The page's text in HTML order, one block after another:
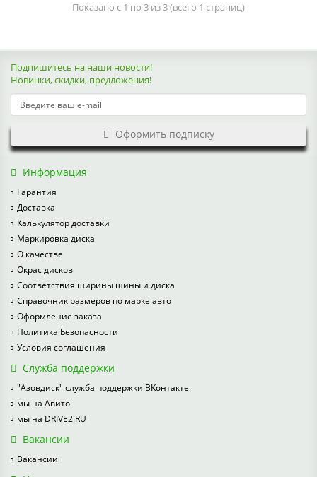
Показано с 1 по 3 из 3 (всего 1 страниц)
Подпишитесь на наши новости!
Новинки, скидки, предложения!
Оформить подписку
Информация
Гарантия
Доставка
Калькулятор доставки
Маркировка диска
О качестве
Окрас дисков
Соответствия ширины шины и диска
Справочник размеров по марке авто
Оформление заказа
Политика Безопасности
Условия соглашения
Служба поддержки
"Азовдиск" служба поддержки ВКонтакте
мы на Авито
мы на DRIVE2.RU
Вакансии
Вакансии